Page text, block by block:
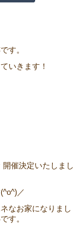
す。
いきます！
催決定いたしまし
／
なお家になりまし
す。